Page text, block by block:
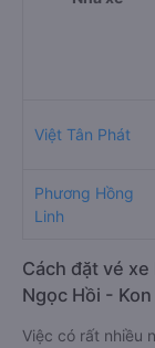
Việt Tân Phát
Phương Hồng
Linh
Cách đặt vé
Ngọc Hồi -
Việc có rất nhiều